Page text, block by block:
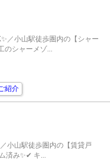
／小山駅徒歩圏内の【シャー
シャーメゾ...
紹介
小山駅徒歩圏内の【賃貸戸
済み✨✔ キ...